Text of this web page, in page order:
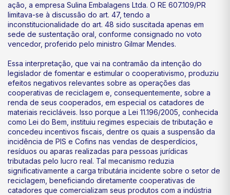
ação, a empresa Sulina Embalagens Ltda. O RE 607.109/PR
limitava-se à discussão do art. 47, tendo a
inconstitucionalidade do art. 48 sido suscitada apenas em
sede de sustentação oral, conforme consignado no voto
vencedor, proferido pelo ministro Gilmar Mendes.
Essa interpretação, que vai na contramão da intenção do
legislador de fomentar e estimular o cooperativismo, produziu
efeitos negativos relevantes sobre as operações das
cooperativas de reciclagem e, consequentemente, sobre a
renda de seus cooperados, em especial os catadores de
materiais recicláveis. Isso porque a Lei 11.196/2005, conhecida
como Lei do Bem, instituiu regimes especiais de tributação e
concedeu incentivos fiscais, dentre os quais a suspensão da
incidência de PIS e Cofins nas vendas de desperdícios,
resíduos ou aparas realizadas para pessoas jurídicas
tributadas pelo lucro real. Tal mecanismo reduzia
significativamente a carga tributária incidente sobre o setor de
reciclagem, beneficiando diretamente cooperativas de
catadores que comercializam seus produtos com a indústria